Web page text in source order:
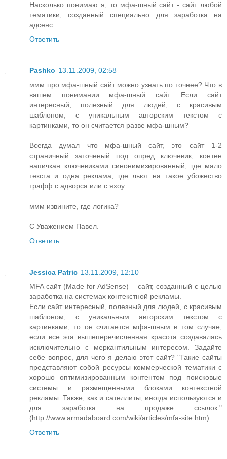
Насколько понимаю я, то мфа-шный сайт - сайт любой
тематики, созданный специально для заработка на
адсенс.
Ответить
Pashko 13.11.2009, 02:58
ммм про мфа-шный сайт можно узнать по точнее? Что в
вашем понимании мфа-шный сайт. Если сайт
интересный, полезный для людей, с красивым
шаблоном, с уникальным авторским текстом с
картинками, то он считается разве мфа-шным?
Всегда думал что мфа-шный сайт, это сайт 1-2
страничный заточеный под опред ключевик, контен
напичкан ключевиками синонимизированный, где мало
текста и одна реклама, где льют на такое убожество
трафф с адворса или с яхоу..
ммм извините, где логика?
С Уважением Павел.
Ответить
Jessica Patric 13.11.2009, 12:10
MFA сайт (Made for AdSense) – сайт, созданный с целью
заработка на системах контекстной рекламы.
Если сайт интересный, полезный для людей, с красивым
шаблоном, с уникальным авторским текстом с
картинками, то он считается мфа-шным в том случае,
если все эта вышеперечисленная красота создавалась
исключительно с меркантильным интересом. Задайте
себе вопрос, для чего я делаю этот сайт? "Такие сайты
представляют собой ресурсы коммерческой тематики с
хорошо оптимизированным контентом под поисковые
системы и размещенными блоками контекстной
рекламы. Также, как и сателлиты, иногда используются и
для заработка на продаже ссылок."
(http://www.armadaboard.com/wiki/articles/mfa-site.htm)
Ответить